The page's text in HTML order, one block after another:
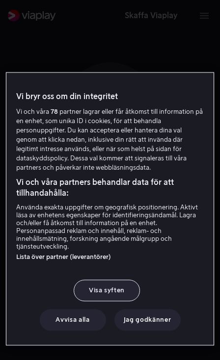
Skaffa Viaplay
P F
Pierre Foldes
Vi bryr oss om din integritet
Vi och våra78 partner lagrar eller får åtkomst till information på
en enhet, som unika ID i cookies, för att behandla
personuppgifter. Du kan acceptera eller hantera dina val
genom att klicka nedan, inklusive din rätt att invända där
legitimt intresse används, eller när som helst på sidan för
dataskyddspolicy. Dessa val kommer att signaleras till våra
partners och påverkar inte webbläsningsdata.
Vi och våra partners behandlar data för att
tillhandahålla:
Använda exakta uppgifter om geografisk positionering. Aktivt
läsa av enhetens egenskaper för identifieringsändamål. Lagra
och/eller få åtkomst till information på en enhet.
Personanpassad reklam och innehåll, reklam- och
innehållsmätning, forskning angående målgrupp och
tjänsteutveckling.
Lista över partner (leverantörer)
Visa syften
Avvisa alla Jag godkänner